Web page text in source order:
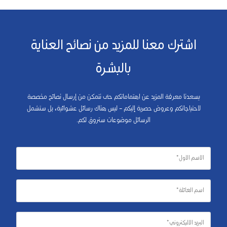
اشترك معنا للمزيد من نصائح العناية
بالبشرة
يسعدنا معرفة المزيد عن اهتماماتكم حتى نتمكن من إرسال نصائح مخصصة
لاحتياجاتكم وعروض حصرية إليكم – ليس هناك رسائل عشوائية، بل ستشمل
الرسائل موضوعات ستروق لكم.